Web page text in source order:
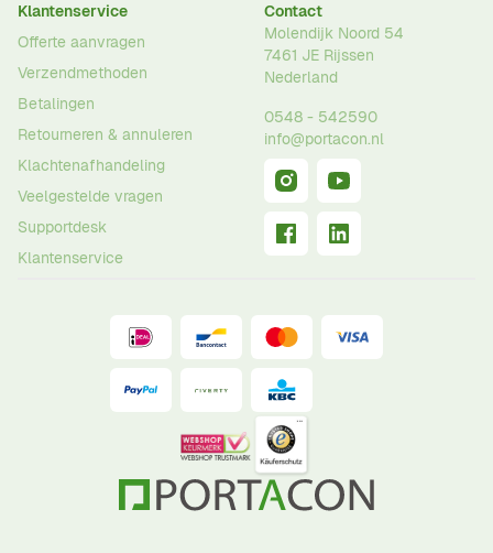
Klantenservice
Offerte aanvragen
Verzendmethoden
Betalingen
Retourneren & annuleren
Klachtenafhandeling
Veelgestelde vragen
Supportdesk
Klantenservice
Contact
Molendijk Noord 54
7461 JE Rijssen
Nederland
0548 - 542590
info@portacon.nl